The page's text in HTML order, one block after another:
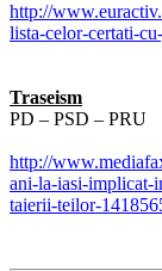
http://
lista-celor-certati-
Traseism
PD – PSD – PRU
http://
ani-la-iasi-implicat-
taierii-teilor-